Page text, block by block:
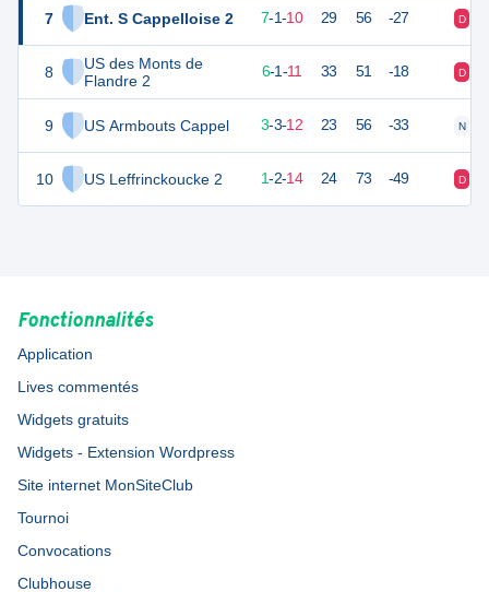
7 Ent. S Cappelloise 2
8
US des Monts de
Flandre 2
9 US Armbouts Cappel
10 US Leffrinckoucke 2
22 18 7-1-10 29 56 -27 D
19 6-1-11 33 51 -18 D
12 18 3-3-12 23 56 -33 N
4 1-2-14 24 73 -49 D
Fonctionnalités
Application
Lives commentés
Widgets gratuits
Widgets - Extension Wordpress
Site internet MonSiteClub
Tournoi
Convocations
Clubhouse